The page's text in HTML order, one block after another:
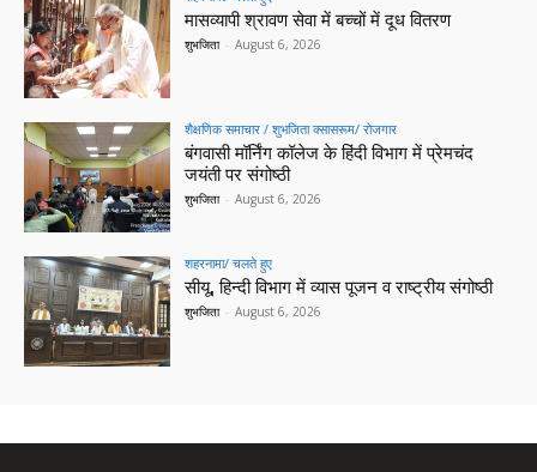
मासव्यापी श्रावण सेवा में बच्चों में दूध वितरण
शुभजिता - August 6, 2026
शैक्षणिक समाचार / शुभजिता क्सासरूम/ रोजगार
बंगवासी मॉर्निंग कॉलेज के हिंदी विभाग में प्रेमचंद
जयंती पर संगोष्ठी
शुभजिता - August 6, 2026
शहरनामा/ चलते हुए
सीयू, हिन्दी विभाग में व्यास पूजन व राष्ट्रीय संगोष्ठी
शुभजिता - August 6, 2026